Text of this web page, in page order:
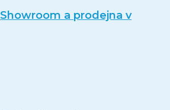
Showroom a prodejna v